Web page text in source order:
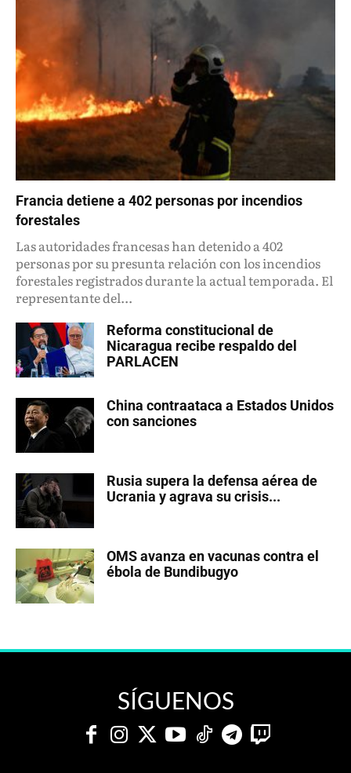
Francia detiene a 402 personas por incendios
forestales
Las autoridades francesas han detenido a 402
personas por su presunta relación con los incendios
forestales registrados durante la actual temporada. El
representante del...
Reforma constitucional de
Nicaragua recibe respaldo del
PARLACEN
China contraataca a Estados Unidos
con sanciones
Rusia supera la defensa aérea de
Ucrania y agrava su crisis...
OMS avanza en vacunas contra el
ébola de Bundibugyo
SÍGUENOS